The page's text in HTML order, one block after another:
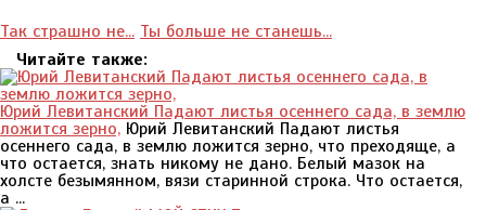
Так страшно не... Ты больше не станешь...
Читайте также:
Юрий Левитанский Падают листья осеннего сада, в землю
ложится зерно, Юрий Левитанский Падают листья
осеннего сада, в землю ложится зерно, что преходяще, а
что остается, знать никому не дано. Белый мазок на
холсте безымянном, вязи старинной строка. Что остается,
а ...